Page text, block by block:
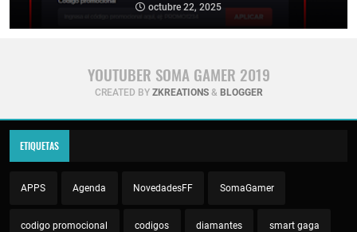
octubre 22, 2025
YOUTUBER SOMA GAMER 2019
CREATED BY ZKREATIONS& BLOGGER
ETIQUETAS
APPS Agenda NovedadesFF SomaGamer
codigo promocional codigos diamantes smart gaga